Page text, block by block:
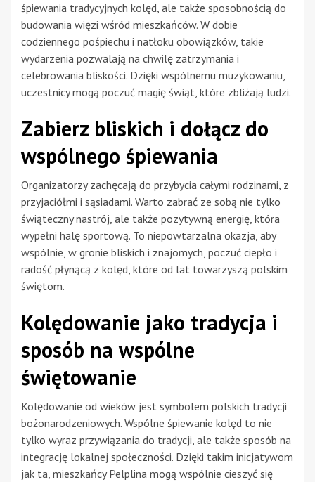
śpiewania tradycyjnych kolęd, ale także sposobnością do
budowania więzi wśród mieszkańców. W dobie
codziennego pośpiechu i natłoku obowiązków, takie
wydarzenia pozwalają na chwilę zatrzymania i
celebrowania bliskości. Dzięki wspólnemu muzykowaniu,
uczestnicy mogą poczuć magię świąt, które zbliżają ludzi.
Zabierz bliskich i dołącz do
wspólnego śpiewania
Organizatorzy zachęcają do przybycia całymi rodzinami, z
przyjaciółmi i sąsiadami. Warto zabrać ze sobą nie tylko
świąteczny nastrój, ale także pozytywną energię, która
wypełni halę sportową. To niepowtarzalna okazja, aby
wspólnie, w gronie bliskich i znajomych, poczuć ciepło i
radość płynącą z kolęd, które od lat towarzyszą polskim
świętom.
Kolędowanie jako tradycja i
sposób na wspólne
świętowanie
Kolędowanie od wieków jest symbolem polskich tradycji
bożonarodzeniowych. Wspólne śpiewanie kolęd to nie
tylko wyraz przywiązania do tradycji, ale także sposób na
integrację lokalnej społeczności. Dzięki takim inicjatywom
jak ta, mieszkańcy Pelplina mogą wspólnie cieszyć się